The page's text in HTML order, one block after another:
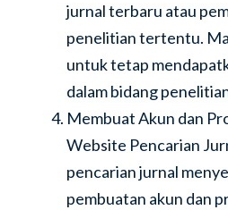
jurnal terbaru atau
penelitian tertentu.
untuk tetap
dalam bidang
Membuat Akun dan
Website Pencarian
pencarian jurnal
pembuatan akun dan